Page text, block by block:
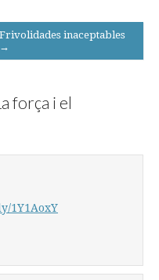
Frivolidades inaceptables
→
força i el
1Y1AoxY